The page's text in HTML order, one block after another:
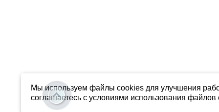
Мы используем файлы cookies для улучшения
соглашаетесь с условиями использования файлов